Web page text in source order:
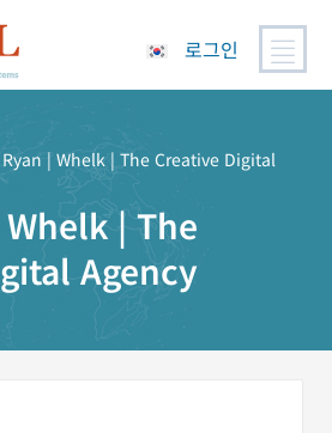
로그인
| Whelk | The Creative Digital
| The
Agency